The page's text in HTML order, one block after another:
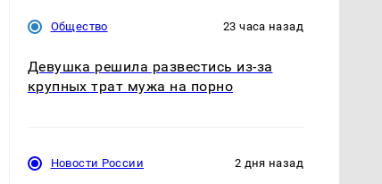
Общество 23 часа назад
Девушка решила развестись из-за
крупных трат мужа на порно
Новости России 2 дня назад